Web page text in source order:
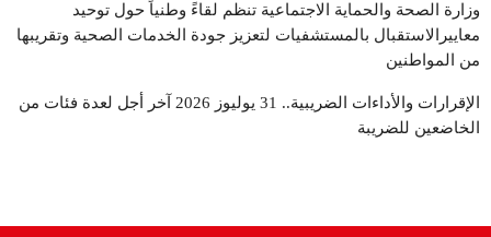
وزارة الصحة والحماية الاجتماعية تنظم لقاءً وطنياً حول توحيد
معاييرالاستقبال بالمستشفيات لتعزيز جودة الخدمات الصحية وتقريبها
من المواطنين
الإقرارات والأداءات الضريبية.. 31 يوليوز 2026 آخر أجل لعدة فئات من
الخاضعين للضريبة